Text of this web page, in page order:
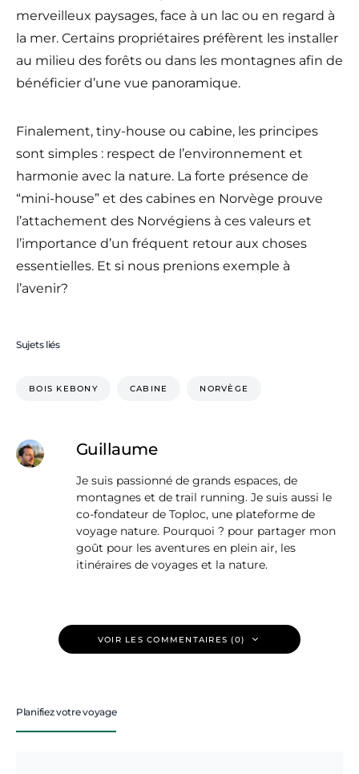
merveilleux paysages, face à un lac ou en regard à
la mer. Certains propriétaires préfèrent les installer
au milieu des forêts ou dans les montagnes afin de
bénéficier d’une vue panoramique.
Finalement, tiny-house ou cabine, les principes
sont simples : respect de l’environnement et
harmonie avec la nature. La forte présence de
“mini-house” et des cabines en Norvège prouve
l’attachement des Norvégiens à ces valeurs et
l’importance d’un fréquent retour aux choses
essentielles. Et si nous prenions exemple à
l’avenir?
Sujets liés
BOIS KEBONY CABINE NORVÈGE
Guillaume
Je suis passionné de grands espaces, de
montagnes et de trail running. Je suis aussi le
co-fondateur de Toploc, une plateforme de
voyage nature. Pourquoi ? pour partager mon
goût pour les aventures en plein air, les
itinéraires de voyages et la nature.
VOIR LES COMMENTAIRES (0)
Planifiez votre voyage